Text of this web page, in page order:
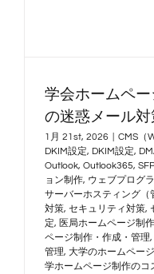
学会ホームペ
の迷惑メール
1月 21st, 2026 CMS（
DKIM設定, DKIM設定,
Outlook, Outlook365,
ョン制作, ウェブプログ
サーバーホスティング（
対策, セキュリティ対策,
定, 医局ホームページ制
ページ制作・作成・管理,
管理, 大学のホームペー
学ホームページ制作のコ